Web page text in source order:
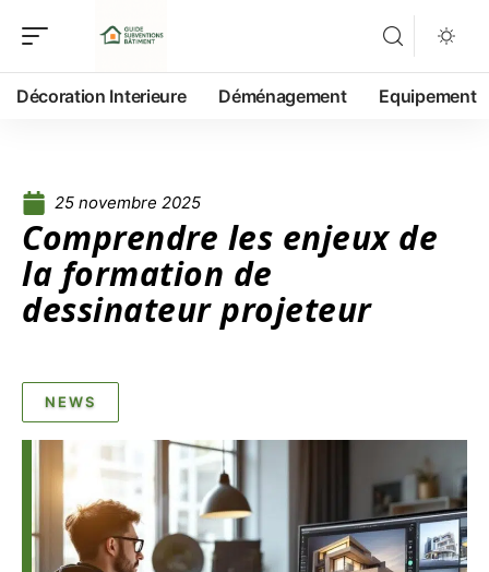
Décoration Interieure Déménagement Equipement
25 novembre 2025
Comprendre les enjeux de
la formation de
dessinateur projeteur
NEWS